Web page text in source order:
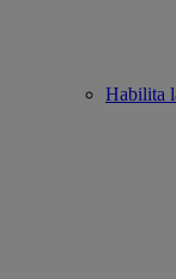
Habilita